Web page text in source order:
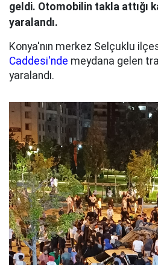
geldi. Otomobilin takla attığı
yaralandı.
Konya'nın merkez Selçuklu
Caddesi'nde meydana gelen
yaralandı.